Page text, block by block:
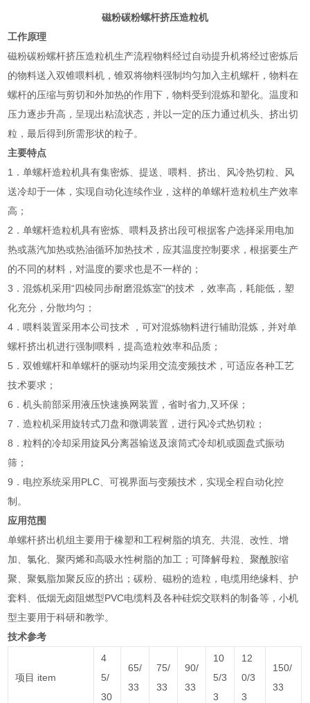
磁粉碳粉螺杆挤压造粒机
工作原理
磁粉碳粉螺杆挤压造粒机生产流程物料经过自动提升机将经过密炼后
的物料送入双锥喂料机，锥双将物料强制均匀加入主机螺杆，物料在
螺杆的压缩与剪切和外加热的作用下，物料受到混炼和塑化。温度和
压力逐步升高，呈现出粘流状态，并以一定的压力通过机头、挤出切
粒，最后得到所需形状的粒子。
主要特点
1．单螺杆造粒机具有集密炼、提送、喂料、挤出、风冷热切粒、风
送冷却于一体，实现自动化连续作业，这样的单螺杆造粒机生产效率
高；
2．单螺杆造粒机具有密炼、喂料及挤出段可根据客户选择采用电加
热或蒸汽加热或热油循环加热技术，应其温度控制要求，根据要生产
的不同的材料，对温度的要求也是不一样的；
3．混炼机采用“四棱同步耐磨混炼室"的技术 ，效率高，耗能低，塑
化充分，分散均匀；
4．喂料装置采用本公司技术 ，可对混炼物料进行辅助混炼，并对单
螺杆挤出机进行强制喂料，提高造粒效率和品质；
5．双锥螺杆和单螺杆的驱动均采用交流变频技术，可适应各种工艺
技术要求；
6．机头前部采用液压快速换网装置，省时省力,又环保；
7．造粒机采用旋转式刀盘和微调装置，进行风冷式热切粒；
8．粒料的冷却采用旋风分离器输送及滚筒式冷却机或圆盘式振动
筛；
9．电控系统采用PLC、可视界面与变频技术，实现全程自动化控
制。
应用范围
单螺杆挤出机组主要用于橡塑和工程树脂的填充、共混、改性、增
加、氯化、聚丙烯和高吸水性树脂的加工；可降解母粒、聚酰胺缩
聚、聚氨脂加聚反应的挤出；碳粉、磁粉的造粒，电缆用绝缘料、护
套料、低烟无卤阻燃型PVC电缆料及各种硅烷交联料的制备等，小机
型主要用于科研和教学。
技术参考
项目 item
4
5/
30
65/
33
75/
33
90/
33
10
5/3
3
12
0/3
3
150/
33